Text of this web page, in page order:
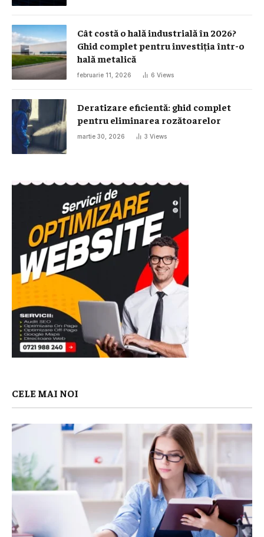
Cât costă o hală industrială în 2026?
Ghid complet pentru investiția într-o
hală metalică
februarie 11, 2026 6 Views
Deratizare eficientă: ghid complet
pentru eliminarea rozătoarelor
martie 30, 2026 3 Views
CELE MAI NOI